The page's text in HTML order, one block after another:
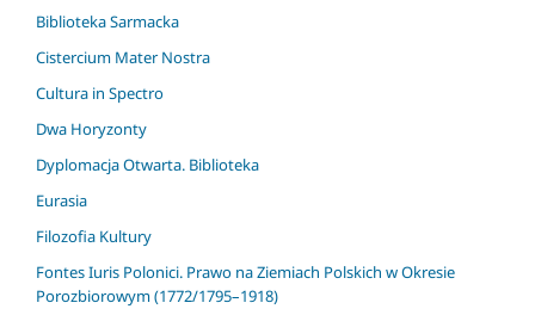
Biblioteka Sarmacka
Cistercium Mater Nostra
Cultura in Spectro
Dwa Horyzonty
Dyplomacja Otwarta. Biblioteka
Eurasia
Filozofia Kultury
Fontes Iuris Polonici. Prawo na Ziemiach Polskich w Okresie
Porozbiorowym (1772/1795–1918)